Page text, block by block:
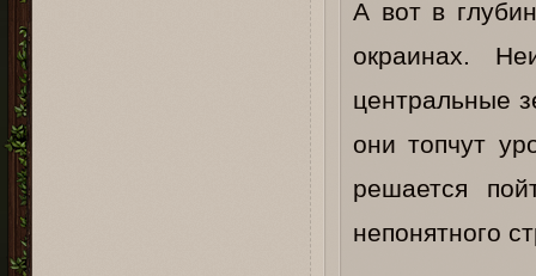
А вот в
окраинах.
центральные
они топчут
решается
непонятного